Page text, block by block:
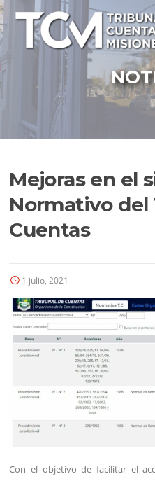
Ir
al
contenido
Mejoras en el
Normativo del
Cuentas
1 julio, 2021
Con el objetivo de facilitar el